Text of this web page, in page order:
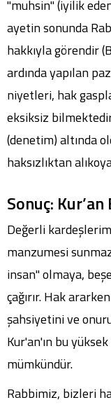
"muhsin" (iyilik
ayetin sonunda
hakkıyla görendir
ardında yapılan
niyetleri, hak
eksiksiz
(denetim) altında
haksızlıktan
Sonuç:
Değerli
manzumesi
insan" olmaya,
çağırır. Hak
şahsiyetini ve
Kur'an'ın bu
mümkündür.
Rabbimiz, bizleri